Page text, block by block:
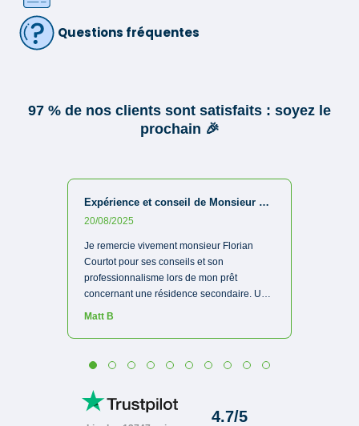
Questions fréquentes